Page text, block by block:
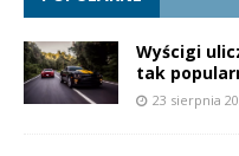
Wyścigi
tak
23 sierpnia